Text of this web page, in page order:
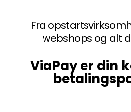
Fra
webshops og alt
ViaPay er din